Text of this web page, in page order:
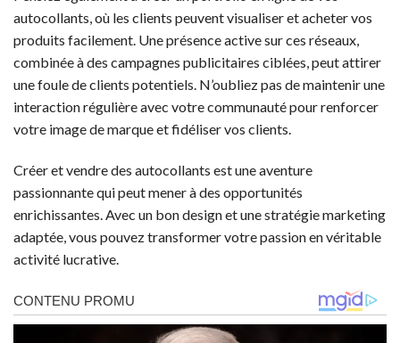
autocollants, où les clients peuvent visualiser et acheter vos
produits facilement. Une présence active sur ces réseaux,
combinée à des campagnes publicitaires ciblées, peut attirer
une foule de clients potentiels. N’oubliez pas de maintenir une
interaction régulière avec votre communauté pour renforcer
votre image de marque et fidéliser vos clients.
Créer et vendre des autocollants est une aventure
passionnante qui peut mener à des opportunités
enrichissantes. Avec un bon design et une stratégie marketing
adaptée, vous pouvez transformer votre passion en véritable
activité lucrative.